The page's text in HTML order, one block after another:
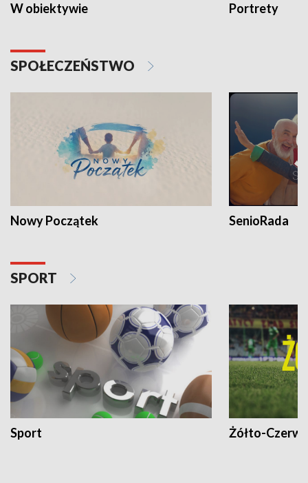
W obiektywie Portrety
SPOŁECZEŃSTWO
Nowy Początek SenioRada
SPORT
Sport Żółto-